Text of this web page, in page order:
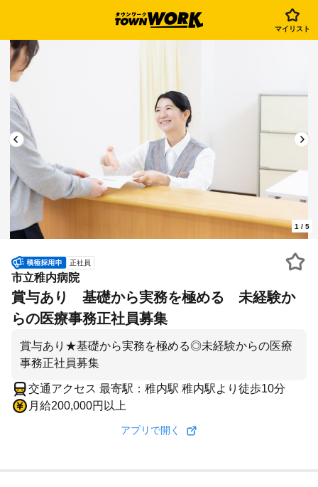
マイリスト
1 / 5
正社員
市立稚内病院
賞与あり 基礎から実務を極める 未経験か
らの医療事務正社員募集
賞与あり★基礎から実務を極める◎未経験からの医療
事務正社員募集
交通アクセス 最寄駅：稚内駅 稚内駅より徒歩10分
月給200,000円以上
アプリで開く